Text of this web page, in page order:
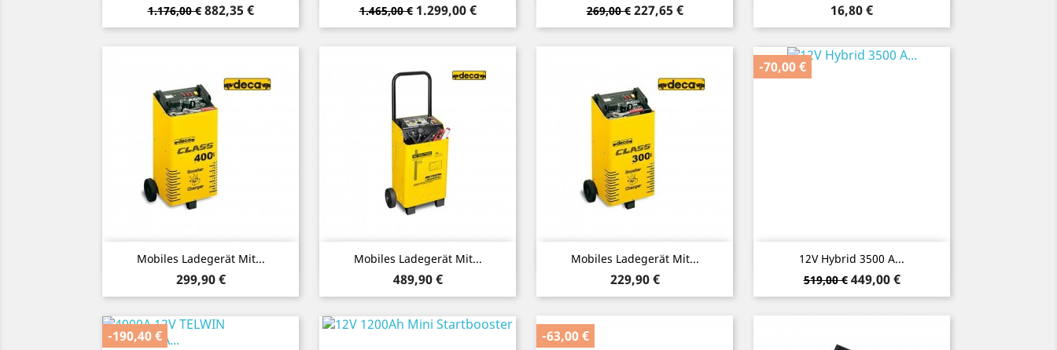
Verkaufspreis
1.176,00 € Preis
882,35 € Verkaufspreis
1.465,00 € Preis
1.299,00 € Verkaufspreis
269,00 € Preis
227,65 € Preis
16,80 €
Mobiles Ladegerät Mit...
Preis
299,90 €
 Vorschau Mobiles Ladegerät Mit...
Preis
489,90 €
 Vorschau Mobiles Ladegerät Mit...
Preis
229,90 €
 Vorschau 12V Hybrid 3500 A...
Verkaufspreis
519,00 € Preis
449,00 €
-70,00 €
Vorschau
-190,40 € -63,00 €